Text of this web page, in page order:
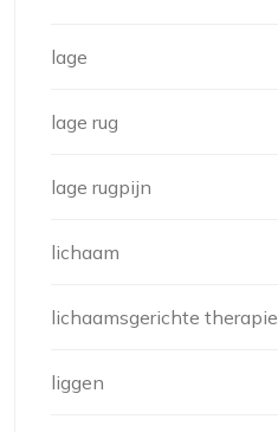
lage
lage rug
lage rugpijn
lichaam
lichaamsgerichte therapie
liggen